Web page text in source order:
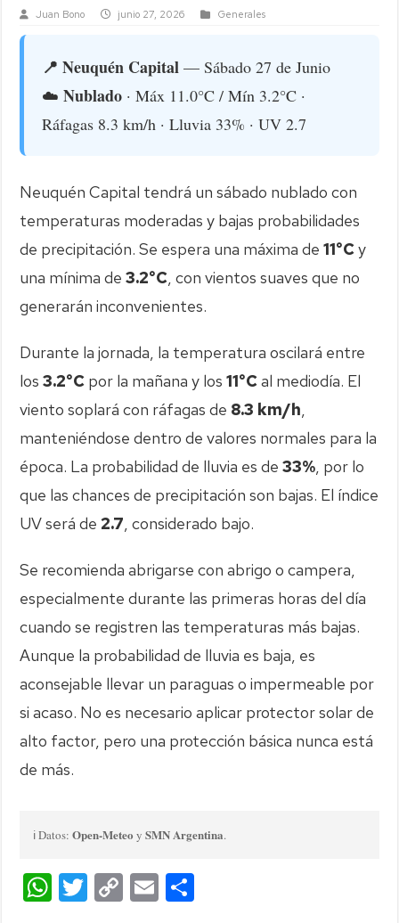
Juan Bono junio 27, 2026 Generales
📍 Neuquén Capital — Sábado 27 de Junio
☁️Nublado · Máx 11.0°C / Mín 3.2°C ·
Ráfagas 8.3 km/h · Lluvia 33% · UV 2.7
Neuquén Capital tendrá un sábado nublado con
temperaturas moderadas y bajas probabilidades
de precipitación. Se espera una máxima de11°Cy
una mínima de3.2°C, con vientos suaves que no
generarán inconvenientes.
Durante la jornada, la temperatura oscilará entre
los3.2°C por la mañana y los11°Cal mediodía. El
viento soplará con ráfagas de 8.3 km/h,
manteniéndose dentro de valores normales para la
época. La probabilidad de lluvia es de33%, por lo
que las chances de precipitación son bajas. El índice
UV será de2.7, considerado bajo.
Se recomienda abrigarse con abrigo o campera,
especialmente durante las primeras horas del día
cuando se registren las temperaturas más bajas.
Aunque la probabilidad de lluvia es baja, es
aconsejable llevar un paraguas o impermeable por
si acaso. No es necesario aplicar protector solar de
alto factor, pero una protección básica nunca está
de más.
ℹ️ Datos:Open-Meteo ySMN Argentina.
W T C E